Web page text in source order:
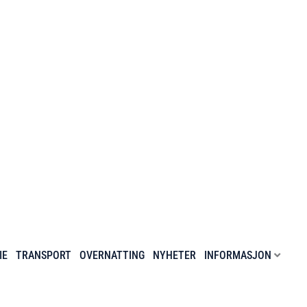
TRANSPORT OVERNATTING NYHETER INFORMASJON